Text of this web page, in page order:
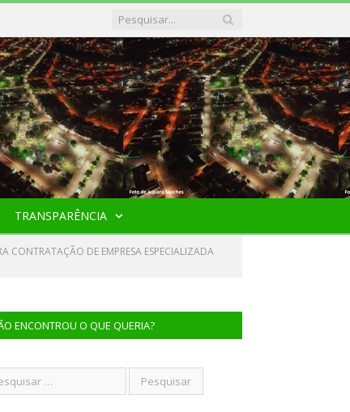
TRANSPARÊNCIA
CONTRATAÇÃO DE EMPRESA ESPECIALIZADA
ENCONTROU O QUE QUERIA?